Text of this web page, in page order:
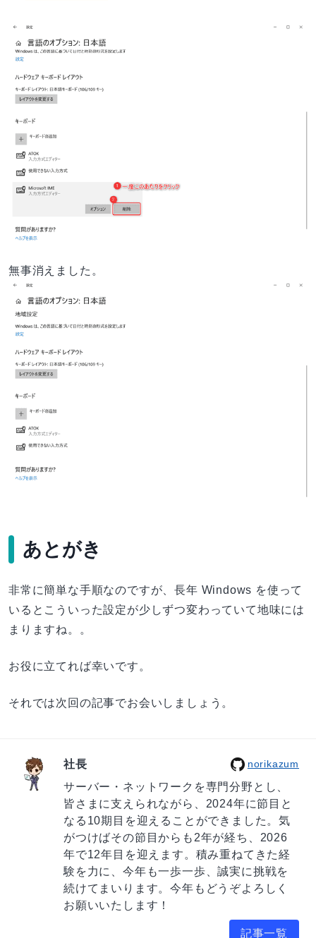
無事消えました。
あとがき
非常に簡単な手順なのですが、長年 Windows を使って
いるとこういった設定が少しずつ変わっていて地味には
まりますね。。
お役に立てれば幸いです。
それでは次回の記事でお会いしましょう。
社長 norikazum
サーバー・ネットワークを専門分野とし、
皆さまに支えられながら、2024年に節目と
なる10期目を迎えることができました。気
がつけばその節目からも2年が経ち、2026
年で12年目を迎えます。積み重ねてきた経
験を力に、今年も一歩一歩、誠実に挑戦を
続けてまいります。今年もどうぞよろしく
お願いいたします！
記事一覧